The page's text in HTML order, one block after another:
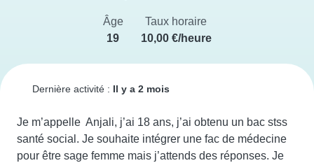
Âge
19
Taux horaire
10,00 €/heure
Dernière activité : Il y a 2 mois
Je m’appelle  Anjali, j’ai 18 ans, j’ai obtenu un bac stss
santé social. Je souhaite intégrer une fac de médecine
pour être sage femme mais j’attends des réponses. Je